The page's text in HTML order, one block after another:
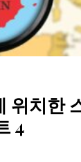
위치한
4